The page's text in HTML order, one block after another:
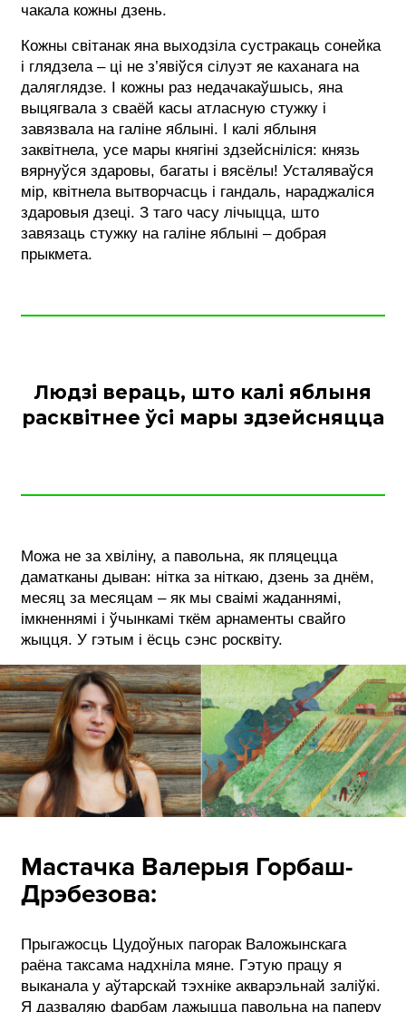
чакала кожны дзень.
Кожны світанак яна выходзіла сустракаць сонейка
і глядзела – ці не з’явіўся сілуэт яе каханага на
даляглядзе. І кожны раз недачакаўшысь, яна
выцягвала з сваёй касы атласную стужку і
завязвала на галіне яблыні. І калі яблыня
заквітнела, усе мары княгіні здзейсніліся: князь
вярнуўся здаровы, багаты і вясёлы! Усталяваўся
мір, квітнела вытворчасць і гандаль, нараджаліся
здаровыя дзеці. З таго часу лічыцца, што
завязаць стужку на галіне яблыні – добрая
прыкмета.
Людзі вераць, што калі яблыня
расквітнее ўсі мары здзейсняцца
Можа не за хвіліну, а павольна, як пляцецца
даматканы дыван: нітка за ніткаю, дзень за днём,
месяц за месяцам – як мы сваімі жаданнямі,
імкненнямі і ўчынкамі ткём арнаменты свайго
жыцця. У гэтым і ёсць сэнс росквіту.
Мастачка Валерыя Горбаш-
Дрэбезова:
Прыгажосць Цудоўных пагорак Валожынскага
раёна таксама надхніла мяне. Гэтую працу я
выканала у аўтарскай тэхніке акварэльнай заліўкі.
Я дазваляю фарбам лажыцца павольна на паперу